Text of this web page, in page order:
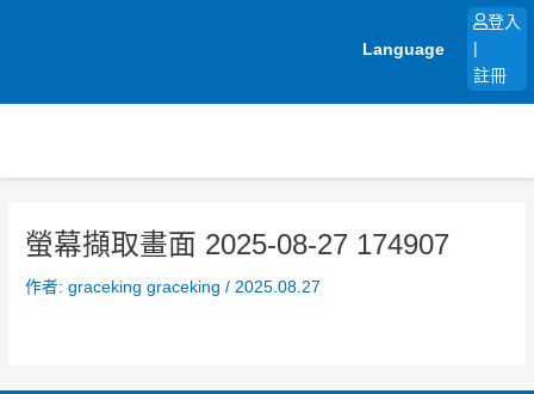
Language
登入
註冊
螢幕擷取畫面 2025-08-27 174907
作者:graceking graceking/ 2025.08.27